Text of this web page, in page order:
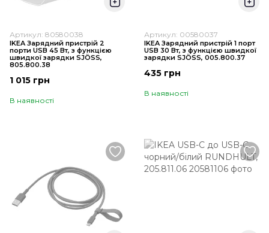
Артикул: 80580038
IKEA Зарядний пристрій 2
порти USB 45 Вт, з функцією
швидкої зарядки SJÖSS,
805.800.38
1 015 грн
В наявності
Артикул: 00580037
IKEA Зарядний пристрій 1 порт
USB 30 Вт, з функцією швидкої
зарядки SJÖSS, 005.800.37
435 грн
В наявності